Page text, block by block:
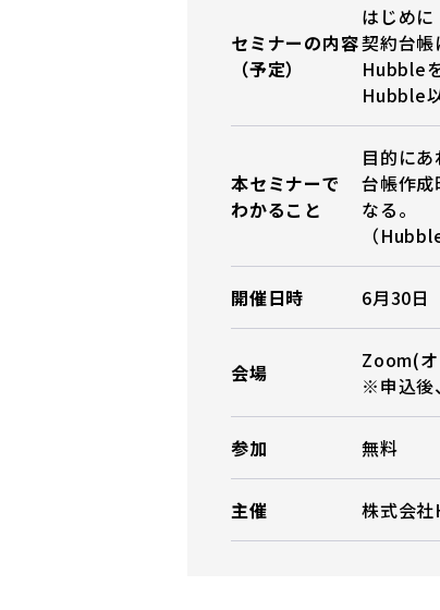
セミナーの内容
（予定）
はじめに
契約台帳
Hubble
Hubble
本セミナーで
わかること
目的に
台帳作
なる。
（
開催日時 6月30日
会場
Zoom(
※申込後
参加 無料
主催 株式会